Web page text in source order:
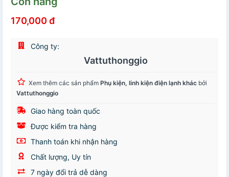
170,000 đ
Công ty:
Vattuthonggio
Xem thêm các sản phẩm Phụ kiện, linh kiện điện lạnh khác bởi
Vattuthonggio
Giao hàng toàn quốc
Được kiểm tra hàng
Thanh toán khi nhận hàng
Chất lượng, Uy tín
7 ngày đổi trả dễ dàng